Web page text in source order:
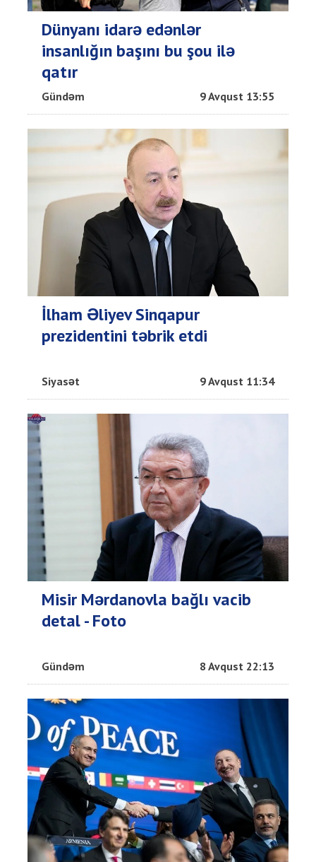
Dünyanı idarə edənlər
insanlığın başını bu şou ilə
qatır
Gündəm 9 Avqust 13:55
İlham Əliyev Sinqapur
prezidentini təbrik etdi
Siyasət 9 Avqust 11:34
Misir Mərdanovla bağlı vacib
detal - Foto
Gündəm 8 Avqust 22:13